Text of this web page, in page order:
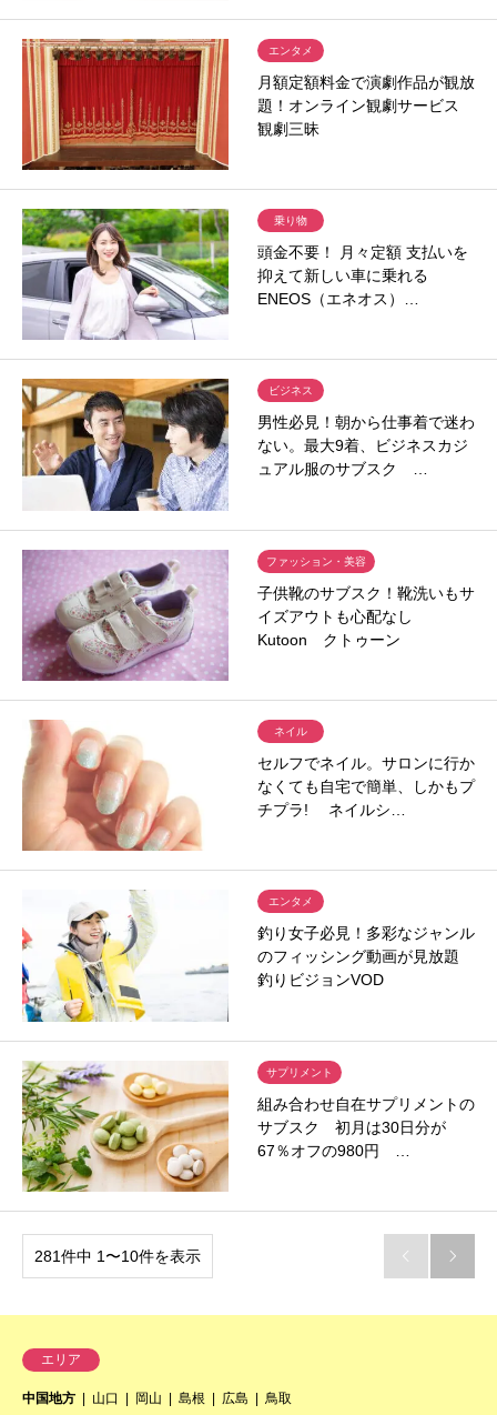
エンタメ
月額定額料金で演劇作品が観放
題！オンライン観劇サービス
観劇三昧
乗り物
頭金不要！ 月々定額 支払いを
抑えて新しい車に乗れる
ENEOS（エネオス）…
ビジネス
男性必見！朝から仕事着で迷わ
ない。最大9着、ビジネスカジ
ュアル服のサブスク …
ファッション・美容
子供靴のサブスク！靴洗いもサ
イズアウトも心配なし
Kutoon クトゥーン
ネイル
セルフでネイル。サロンに行か
なくても自宅で簡単、しかもプ
チプラ! ネイルシ…
エンタメ
釣り女子必見！多彩なジャンル
のフィッシング動画が見放題
釣りビジョンVOD
サプリメント
組み合わせ自在サプリメントの
サブスク 初月は30日分が
67％オフの980円 …
281件中 1〜10件を表示  
エリア
中国地方 山口 岡山 島根 広島
鳥取